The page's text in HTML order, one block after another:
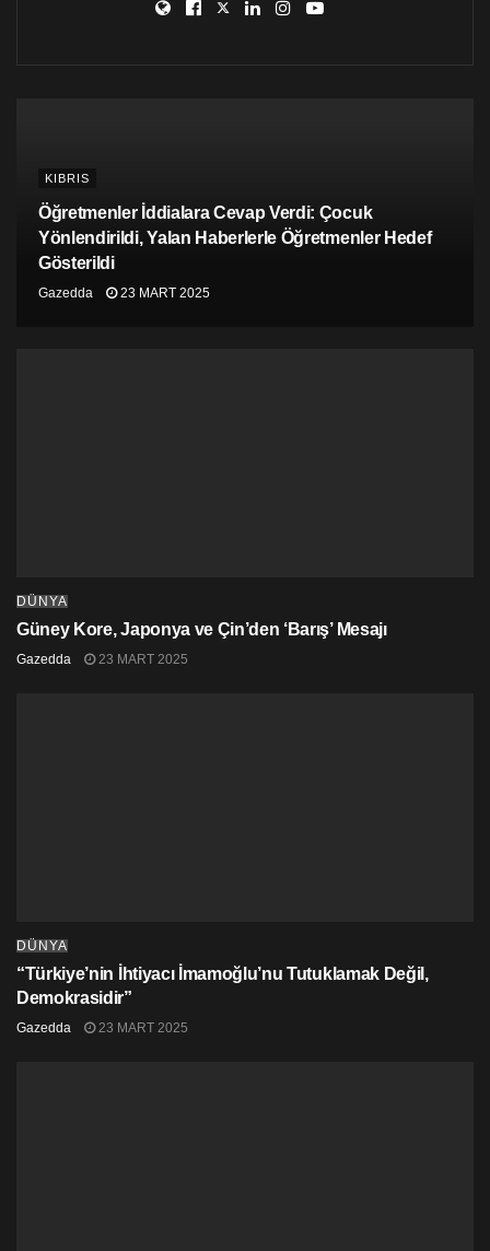
KIBRIS
Öğretmenler İddialara Cevap Verdi: Çocuk
Yönlendirildi, Yalan Haberlerle Öğretmenler Hedef
Gösterildi
Gazedda 23 MART 2025
DÜNYA
Güney Kore, Japonya ve Çin’den ‘Barış’ Mesajı
Gazedda 23 MART 2025
DÜNYA
“Türkiye’nin İhtiyacı İmamoğlu’nu Tutuklamak Değil,
Demokrasidir”
Gazedda 23 MART 2025